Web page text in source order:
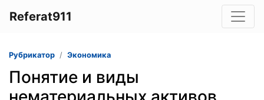
Referat911
Рубрикатор Экономика
Понятие и виды